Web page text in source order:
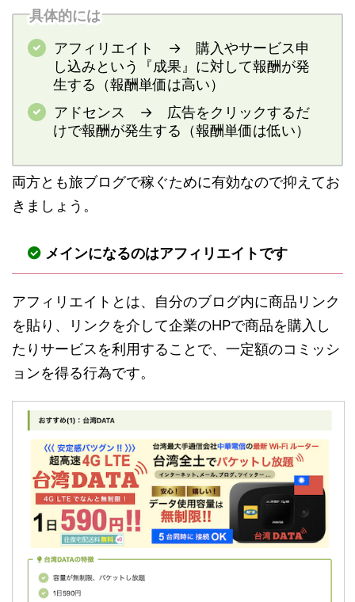
具体的には
アフィリエイト → 購入やサービス申
し込みという『成果』に対して報酬が発
生する（報酬単価は高い）
アドセンス → 広告をクリックするだ
けで報酬が発生する（報酬単価は低い）
両方とも旅ブログで稼ぐために有効なので抑えてお
きましょう。
メインになるのはアフィリエイトです
アフィリエイトとは、自分のブログ内に商品リンク
を貼り、リンクを介して企業のHPで商品を購入し
たりサービスを利用することで、一定額のコミッシ
ョンを得る行為です。